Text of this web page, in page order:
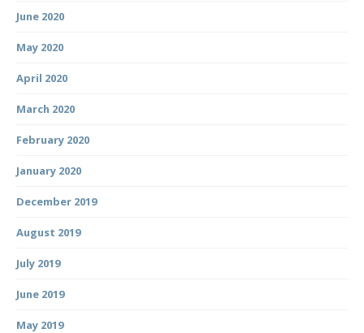
June 2020
May 2020
April 2020
March 2020
February 2020
January 2020
December 2019
August 2019
July 2019
June 2019
May 2019